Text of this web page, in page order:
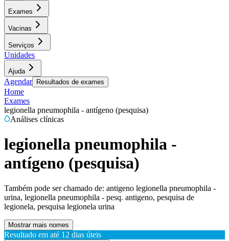
Exames
Vacinas
Serviços
Unidades
Ajuda
Agendar Resultados de exames
Home
Exames
legionella pneumophila - antígeno (pesquisa)
Análises clínicas
legionella pneumophila -
antígeno (pesquisa)
Também pode ser chamado de: antigeno legionella pneumophila -
urina, legionella pneumophila - pesq. antigeno, pesquisa de
legionela, pesquisa legionela urina
Mostrar mais nomes
Resultado em até 12 dias úteis